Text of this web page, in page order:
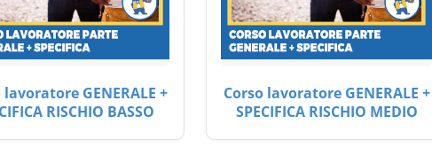
lavoratore GENERALE +
RISCHIO BASSO
Corso lavoratore GENERALE +
SPECIFICA RISCHIO MEDIO